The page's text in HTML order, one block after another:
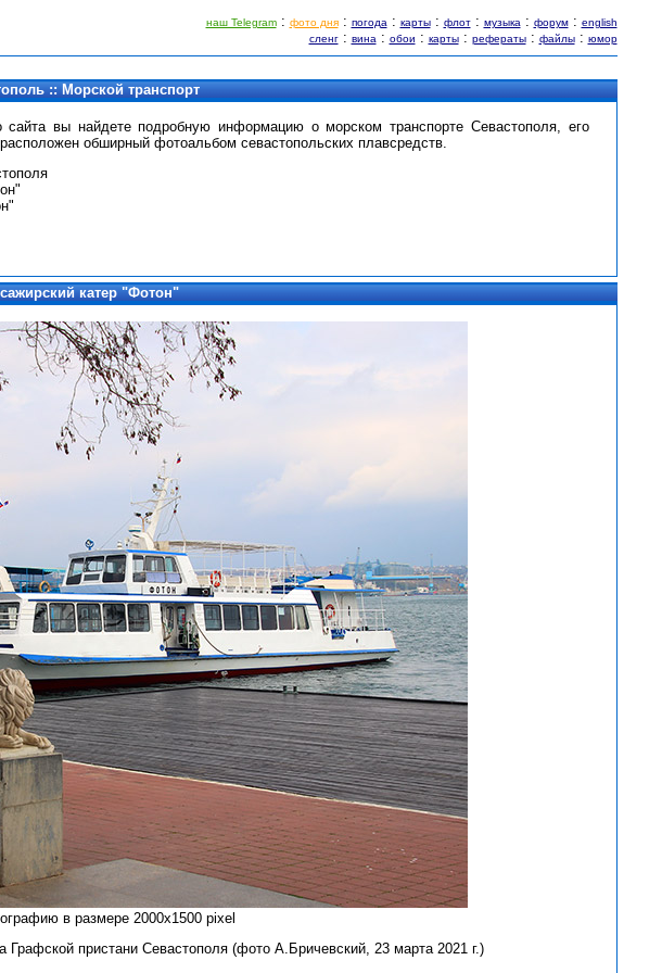
наш Telegram: фото дня: погода: карты: флот: музыка: форум: english
сленг: вина: обои : карты: рефераты: файлы: юмор
:: Морской транспорт
вы найдете подробную информацию о морском транспорте Севастополя, его
обширный фотоальбом севастопольских плавсредств.
катер "Фотон"
в размере 2000х1500 pixel
Графской пристани Севастополя (фото А.Бричевский, 23 марта 2021 г.)